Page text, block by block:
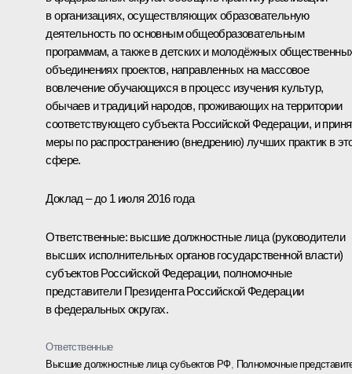
в организациях, осуществляющих образовательную
деятельность по основным общеобразовательным
программам, а также в детских и молодёжных
объединениях проектов, направленных на массовое
вовлечение обучающихся в процесс изучения культур,
обычаев и традиций народов, проживающих на территории
соответствующего субъекта Российской Федерации, и
меры по распространению (внедрению) лучших практик в
сфере.
Доклад – до 1 июля 2016 года
Ответственные: высшие должностные лица (руководители
высших исполнительных органов государственной власти)
субъектов Российской Федерации, полномочные
представители Президента Российской Федерации
в федеральных округах.
Ответственные
Высшие должностные лица субъектов РФ, Полномочные